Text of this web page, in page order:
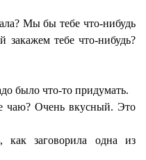
Мы бы тебе что-нибудь
тебе что-нибудь?
было что-то придумать.
Очень вкусный. Это
как заговорила одна из